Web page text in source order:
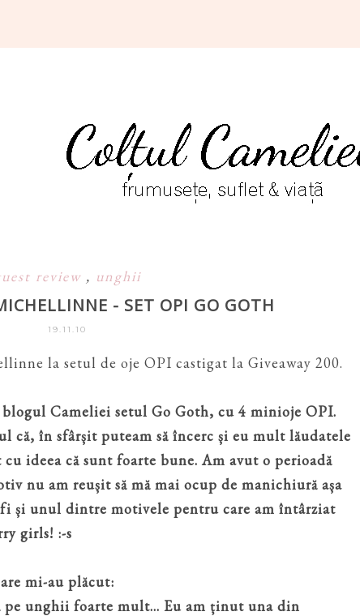
review , unghii
- SET OPI GO GOTH
19.11.10
la setul de oje OPI castigat la Giveaway 200.
Cameliei setul Go Goth, cu 4 minioje OPI.
că, în sfârșit puteam să încerc și eu mult lăudatele
ideea că sunt foarte bune. Am avut o perioadă
nu am reușit să mă mai ocup de manichiură așa
și unul dintre motivele pentru care am întârziat
girls! :-s
mi-au plăcut:
pe unghii foarte mult... Eu am ținut una din